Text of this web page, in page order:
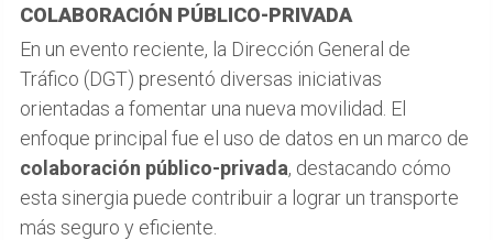
COLABORACIÓN PÚBLICO-PRIVADA
En un evento reciente, la Dirección General de
Tráfico (DGT) presentó diversas iniciativas
orientadas a fomentar una nueva movilidad. El
enfoque principal fue el uso de datos en un marco de
colaboración público-privada, destacando cómo
esta sinergia puede contribuir a lograr un transporte
más seguro y eficiente.